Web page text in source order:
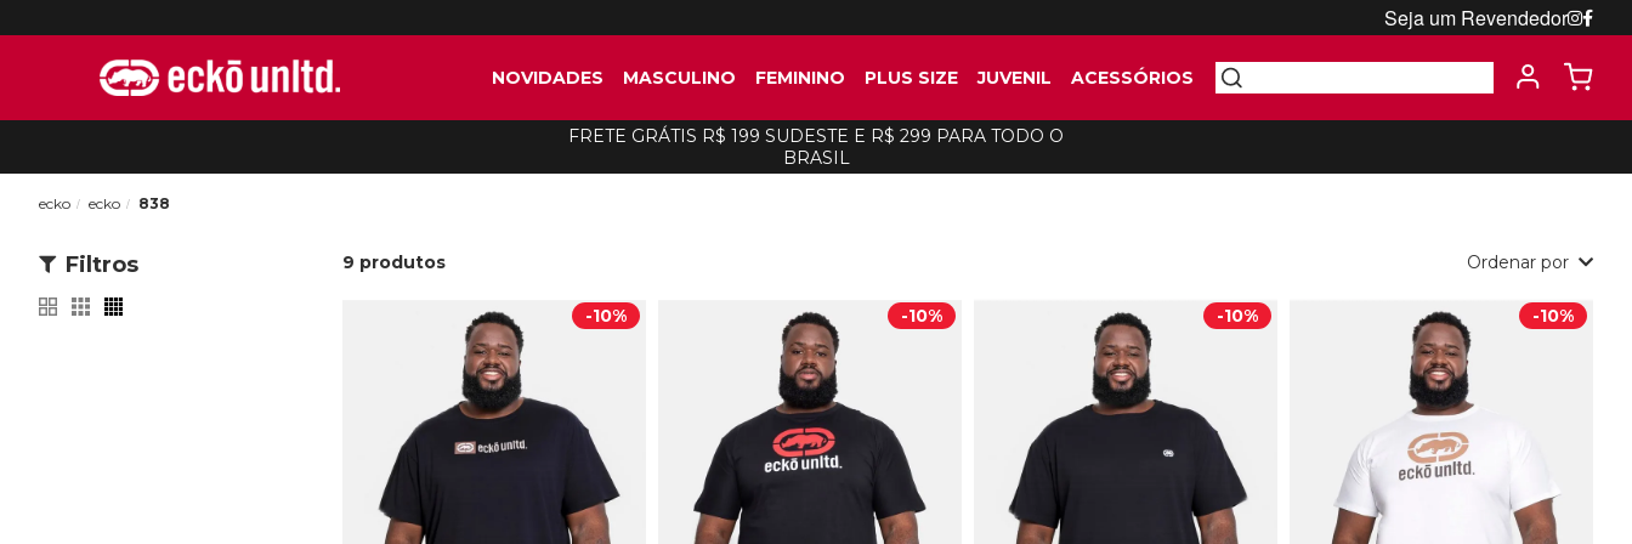
Seja um Revendedor
NOVIDADES MASCULINO FEMININO PLUS SIZE JUVENIL ACESSÓRIOS
FRETE GRÁTIS R$ 199 SUDESTE E R$ 299 PARA TODO O
BRASIL
ecko ecko 838
Filtros 9 produtos Ordenar por
-10% -10% -10% -10%